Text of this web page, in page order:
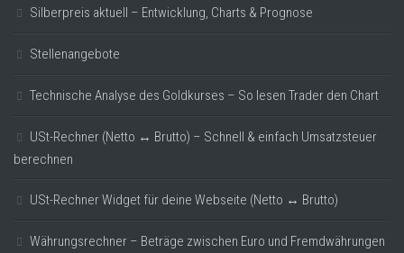
Silberpreis aktuell – Entwicklung, Charts & Prognose
Stellenangebote
Technische Analyse des Goldkurses – So lesen Trader den Chart
USt-Rechner (Netto ↔ Brutto) – Schnell & einfach Umsatzsteuer
berechnen
USt-Rechner Widget für deine Webseite (Netto ↔ Brutto)
Währungsrechner – Beträge zwischen Euro und Fremdwährungen